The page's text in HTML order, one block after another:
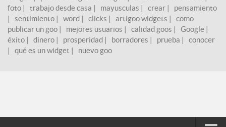
foto | trabajo desde casa | mayusculas | crear | pensamiento
| sentimiento | word | clicks | artigoo widgets | como
publicar un goo | mejores usuarios | calidad goos | Google |
éxito | dinero | prosperidad | borradores | prueba | conocer
| qué es un widget | nuevo goo